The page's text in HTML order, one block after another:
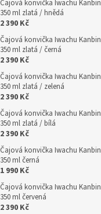
Čajová konvička Iwachu Kanbin
350 ml zlatá / hnědá
2 390 Kč
Čajová konvička Iwachu Kanbin
350 ml zlatá / černá
2 390 Kč
Čajová konvička Iwachu Kanbin
350 ml zlatá / zelená
2 390 Kč
Čajová konvička Iwachu Kanbin
350 ml zlatá / bílá
2 390 Kč
Čajová konvička Iwachu Kanbin
350 ml černá
1 990 Kč
Čajová konvička Iwachu Kanbin
350 ml červená
2 390 Kč